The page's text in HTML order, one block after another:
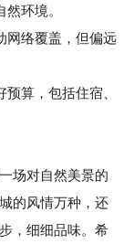
环境。
络覆盖，但偏远
算，包括住宿、
场对自然美景的
的风情万种，还
，细细品味。希